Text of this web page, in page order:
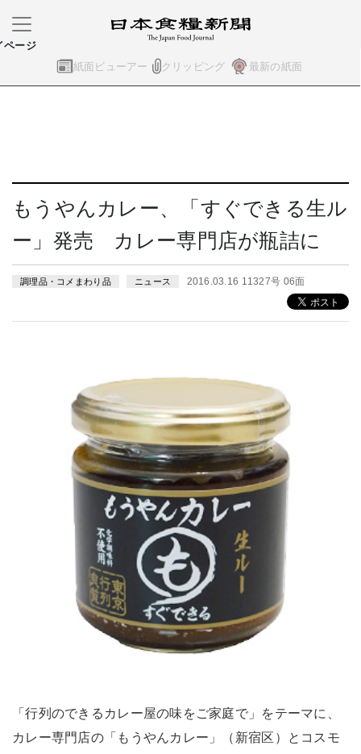
紙面ビューアー クリッピング 最新の紙面
ページ
もうやんカレー、「すぐできる生ル
ー」発売 カレー専門店が瓶詰に
調理品・コメまわり品 ニュース 2016.03.16 11327号 06面
「行列のできるカレー屋の味をご家庭で」をテーマに、
カレー専門店の「もうやんカレー」（新宿区）とコスモ